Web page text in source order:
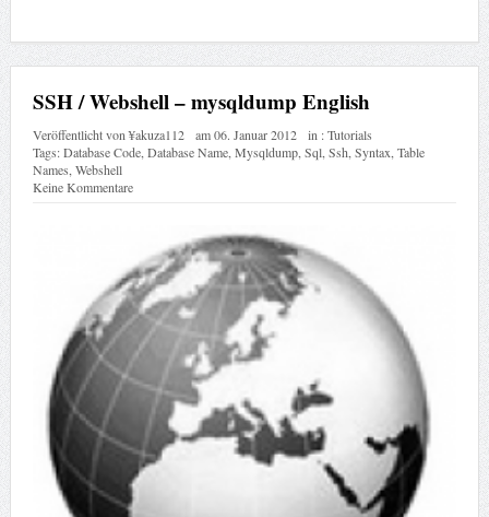
SSH / Webshell – mysqldump English
Veröffentlicht von¥akuza112 am06. Januar 2012 in :Tutorials
Tags:Database Code, Database Name, Mysqldump, Sql, Ssh Syntax Table
Names Webshell
Keine Kommentare